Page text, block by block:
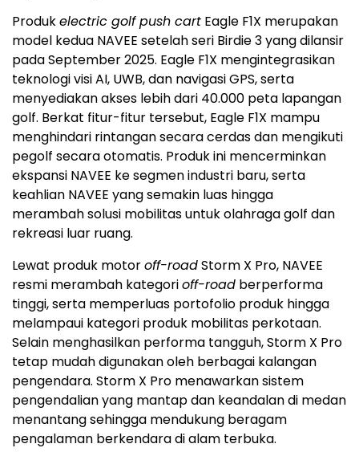
Produkelectric golf push cart Eagle F1X merupakan
model kedua NAVEE setelah seri Birdie 3 yang dilansir
padaSeptember 2025. Eagle F1X mengintegrasikan
teknologi visi AI, UWB, dan navigasi GPS, serta
menyediakan akses lebih dari 40.000 peta lapangan
golf. Berkat fitur-fitur tersebut, Eagle F1X mampu
menghindari rintangan secara cerdas dan mengikuti
pegolf secara otomatis. Produk ini mencerminkan
ekspansi NAVEE ke segmen industri baru, serta
keahlian NAVEE yang semakin luas hingga
merambah solusi mobilitas untuk olahraga golf dan
rekreasi luar ruang.
Lewat produk motoroff-roadStorm X Pro, NAVEE
resmi merambah kategorioff-road berperforma
tinggi, serta memperluas portofolio produk hingga
melampaui kategori produk mobilitas perkotaan.
Selain menghasilkan performa tangguh, Storm X Pro
tetap mudah digunakan oleh berbagai kalangan
pengendara. Storm X Pro menawarkan sistem
pengendalian yang mantap dan keandalan di medan
menantang sehingga mendukung beragam
pengalaman berkendara di alam terbuka.